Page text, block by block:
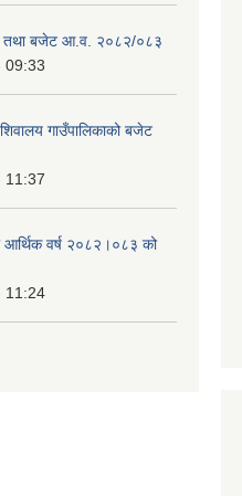
तथा बजेट आ.व. २०८२/०८३
09:33
गाउँपालिकाको बजेट
11:37
आर्थिक वर्ष २०८२।०८३ को
11:24